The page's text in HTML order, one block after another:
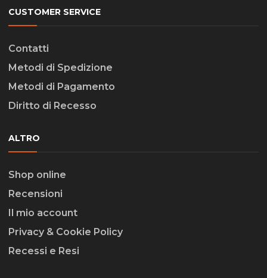
CUSTOMER SERVICE
Contatti
Metodi di Spedizione
Metodi di Pagamento
Diritto di Recesso
ALTRO
Shop online
Recensioni
Il mio account
Privacy & Cookie Policy
Recessi e Resi